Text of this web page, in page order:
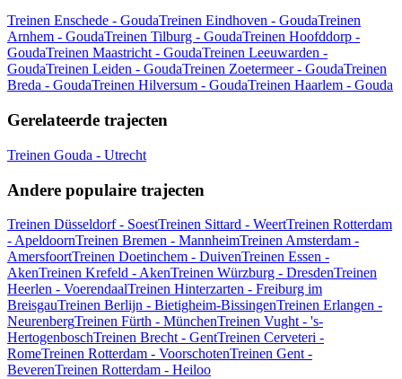
Treinen Enschede - GoudaTreinen Eindhoven - GoudaTreinen
Arnhem - GoudaTreinen Tilburg - GoudaTreinen Hoofddorp -
GoudaTreinen Maastricht - GoudaTreinen Leeuwarden -
GoudaTreinen Leiden - GoudaTreinen Zoetermeer - GoudaTreinen
Breda - GoudaTreinen Hilversum - GoudaTreinen Haarlem - Gouda
Gerelateerde trajecten
Treinen Gouda - Utrecht
Andere populaire trajecten
Treinen Düsseldorf - SoestTreinen Sittard - WeertTreinen Rotterdam
- ApeldoornTreinen Bremen - MannheimTreinen Amsterdam -
AmersfoortTreinen Doetinchem - DuivenTreinen Essen -
AkenTreinen Krefeld - AkenTreinen Würzburg - DresdenTreinen
Heerlen - VoerendaalTreinen Hinterzarten - Freiburg im
BreisgauTreinen Berlijn - Bietigheim-BissingenTreinen Erlangen -
NeurenbergTreinen Fürth - MünchenTreinen Vught - 's-
HertogenboschTreinen Brecht - GentTreinen Cerveteri -
RomeTreinen Rotterdam - VoorschotenTreinen Gent -
BeverenTreinen Rotterdam - Heiloo